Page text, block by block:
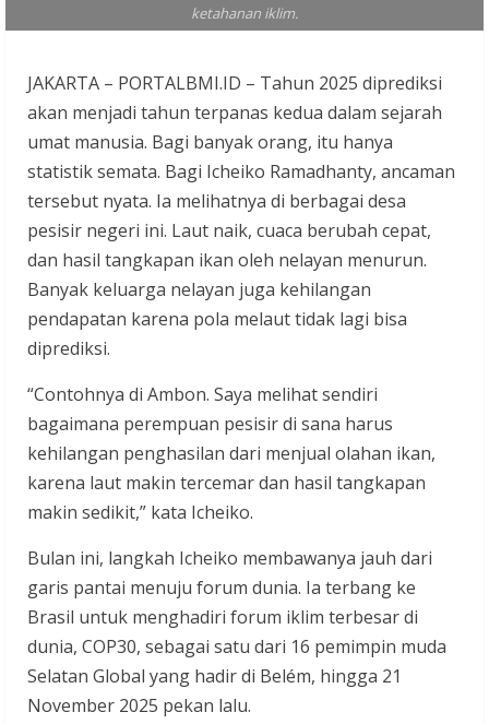
ketahanan iklim.
JAKARTA – PORTALBMI.ID – Tahun 2025 diprediksi
akan menjadi tahun terpanas kedua dalam sejarah
umat manusia. Bagi banyak orang, itu hanya
statistik semata. Bagi Icheiko Ramadhanty, ancaman
tersebut nyata. Ia melihatnya di berbagai desa
pesisir negeri ini. Laut naik, cuaca berubah cepat,
dan hasil tangkapan ikan oleh nelayan menurun.
Banyak keluarga nelayan juga kehilangan
pendapatan karena pola melaut tidak lagi bisa
diprediksi.
“Contohnya di Ambon. Saya melihat sendiri
bagaimana perempuan pesisir di sana harus
kehilangan penghasilan dari menjual olahan ikan,
karena laut makin tercemar dan hasil tangkapan
makin sedikit,” kata Icheiko.
Bulan ini, langkah Icheiko membawanya jauh dari
garis pantai menuju forum dunia. Ia terbang ke
Brasil untuk menghadiri forum iklim terbesar di
dunia, COP30, sebagai satu dari 16 pemimpin muda
Selatan Global yang hadir di Belém, hingga 21
November 2025 pekan lalu.